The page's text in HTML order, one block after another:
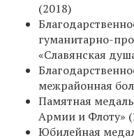
(2018)
гуманитарно-
«Славянская
межрайонная
Памятная
Армии и Флоту»
Юбилейная